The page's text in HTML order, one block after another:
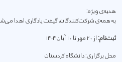
هدیه‌ی ویژه:
به همه‌ی شرکت‌کنندگان، گیفت یادگاری اهدا
ثبت‌نام:از ۲۰ مهر تا ۱۰ آبان ۱۴۰۴
محل برگزاری: دانشگاه کردستان